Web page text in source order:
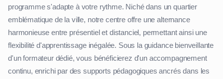
programme s'adapte à votre rythme. Niché dans un quartier
emblématique de la ville, notre centre offre une alternance
harmonieuse entre présentiel et distanciel, permettant ainsi une
flexibilité d'apprentissage inégalée. Sous la guidance bienveillante
d'un formateur dédié, vous bénéficierez d'un accompagnement
continu, enrichi par des supports pédagogiques ancrés dans les